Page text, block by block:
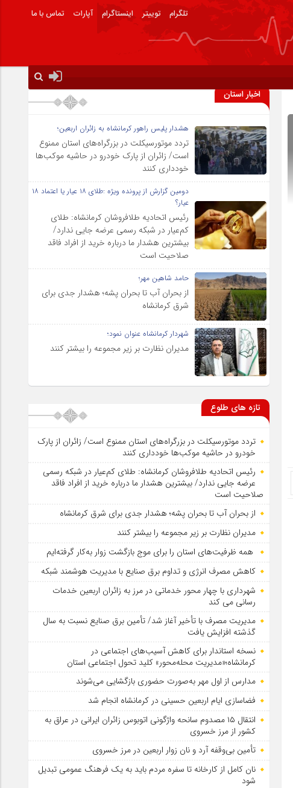
تلگرام توییتر اینستاگرام آپارات تماس با ما
اخبار استان
هشدار پلیس راهور کرمانشاه به زائران اربعین؛
تردد موتورسیکلت در بزرگراه‌های استان ممنوع
است/ زائران از پارک خودرو در حاشیه موکب‌ها
خودداری کنند
دومین گزارش از پرونده ویژه :طلای ۱۸ عیار یا اعتماد ۱۸
عیار؟
رئیس اتحادیه طلافروشان کرمانشاه: طلای
کم‌عیار در شبکه رسمی عرضه جایی ندارد/
بیشترین هشدار ما درباره خرید از افراد فاقد
صلاحیت است
حامد شاهین مهر؛
از بحران آب تا بحران پشه؛ هشدار جدی برای
شرق کرمانشاه
شهردار کرمانشاه عنوان نمود؛
مدیران نظارت بر زیر مجموعه را بیشتر کنند
تازه های طلوع
تردد موتورسیکلت در بزرگراه‌های استان ممنوع است/ زائران از پارک
خودرو در حاشیه موکب‌ها خودداری کنند
رئیس اتحادیه طلافروشان کرمانشاه: طلای کم‌عیار در شبکه رسمی
عرضه جایی ندارد/ بیشترین هشدار ما درباره خرید از افراد فاقد
صلاحیت است
از بحران آب تا بحران پشه؛ هشدار جدی برای شرق کرمانشاه
مدیران نظارت بر زیر مجموعه را بیشتر کنند
همه ظرفیت‌های استان را برای موج بازگشت زوار به‌کار گرفته‌ایم
کاهش مصرف انرژی و تداوم برق صنایع با مدیریت هوشمند شبکه
شهرداری با چهار محور خدماتی در مرز به زائران اربعین خدمات
رسانی می کند
مدیریت مصرف با تأخیر آغاز شد/ تأمین برق صنایع نسبت به سال
گذشته افزایش یافت
نسخه استاندار برای کاهش آسیب‌های اجتماعی در
کرمانشاه؛«مدیریت محله‌محور» کلید تحول اجتماعی استان
مدارس از اول مهر به‌صورت حضوری بازگشایی می‌شوند
فضاسازی ایام اربعین حسینی در کرمانشاه انجام شد
انتقال ۱۵ مصدوم سانحه واژگونی اتوبوس زائران ایرانی در عراق به
کشور از مرز خسروی
تأمین بی‌وقفه آرد و نان زوار اربعین در مرز خسروی
نان کامل از کارخانه تا سفره مردم باید به یک فرهنگ عمومی تبدیل
شود